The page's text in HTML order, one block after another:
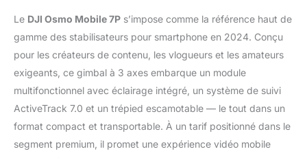
Le DJI Osmo Mobile 7P s’impose comme la référence haut de
gamme des stabilisateurs pour smartphone en 2024. Conçu
pour les créateurs de contenu, les vlogueurs et les amateurs
exigeants, ce gimbal à 3 axes embarque un module
multifonctionnel avec éclairage intégré, un système de suivi
ActiveTrack 7.0 et un trépied escamotable — le tout dans un
format compact et transportable. À un tarif positionné dans le
segment premium, il promet une expérience vidéo mobile